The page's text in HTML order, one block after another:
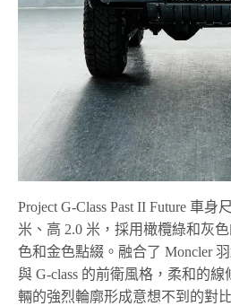
Project G-Class Past II Future 車身
米、高 2.0 米，採用橄欖綠和灰
色和金色點綴。融合了 Moncler
與 G-class 的前衛風格，柔和的
輛的強烈輪廓形成意想不到的對